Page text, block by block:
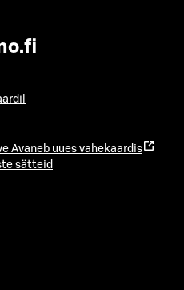
Avaneb uues vahekaardis
sätteid